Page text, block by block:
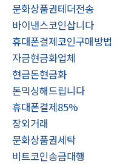
문화상품권테더전송
바이낸스코인삽니다
휴대폰결제코인구매방법
자금현금화업체
현금돈현금화
돈믹싱해드립니다
휴대폰결제85%
장외거래
문화상품권세탁
비트코인송금대행